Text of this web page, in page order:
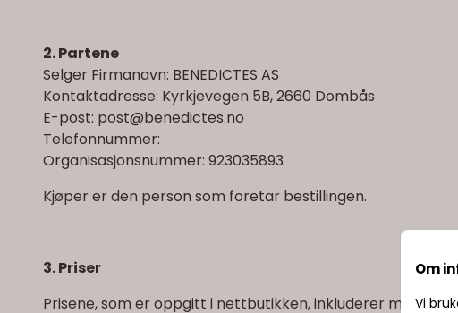
2. Partene
Selger Firmanavn: BENEDICTES AS
Kontaktadresse: Kyrkjevegen 5B, 2660 Dombås
E-post: post@benedictes.no
Telefonnummer:
Organisasjonsnummer: 923035893
Kjøper er den person som foretar bestillingen.
3. Priser
Prisene, som er oppgitt i nettbutikken, inkluderer
Om
Vi